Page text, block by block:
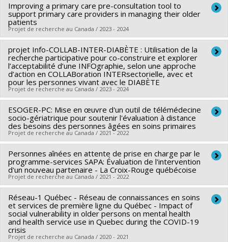
Junior 1
Lead researcher : France Gagnon
Co-researchers : Nadia Sourial
Funding sources:FRQS/Fonds de recherche du Québec -
Santé (FRSQ)
Grant programs:PVXXXXXX-Réseaux thématiques de
recherche
Improving a primary care pre-consultation tool to
support primary care providers in managing their older
patients
Projet de recherche au Canada / 2023 - 2024
Lead researcher : Nadia Sourial
Funding sources:IRSC/Instituts de recherche en santé du
Canada
Grant programs: PVXXXXXX-Subventions pour réunion,
planification et dissémination
projet Info-COLLAB-INTER-DIABÈTE : Utilisation de la
recherche participative pour co-construire et explorer
l’acceptabilité d’une INFOgraphie, selon une approche
d’action en COLLABoration INTERsectorielle, avec et
pour les personnes vivant avec le DIABÈTE
Projet de recherche au Canada / 2023 - 2024
Lead researcher : Géraldine Layani
Co-researchers : Antoine Boivin,Nadia Sourial,Jean-
Baptiste GARTNER
ESOGER-PC: Mise en œuvre d'un outil de télémédecine
socio-gériatrique pour soutenir l'évaluation à distance
des besoins des personnes âgées en soins primaires
Projet de recherche au Canada / 2021 - 2022
Lead researcher : Nadia Sourial
Funding sources:FRQS/Fonds de recherche du Québec -
Santé (FRSQ)
Grant programs:
PVXXXXXX-IMPULSION - appel
Vieillissement
Personnes aînées en attente de prise en charge par le
programme-services SAPA: Évaluation de l'intervention
d'un nouveau partenaire - La Croix-Rouge québécoise
Projet de recherche au Canada / 2021 - 2022
Funding sources:FRQS/Fonds de recherche du Québec -
Santé (FRSQ)
Grant programs:PVXXXXXX-IMPULSION - appel
Vieillissement
Réseau-1 Québec - Réseau de connaissances en soins
et services de première ligne du Québec - Impact of
social vulnerability in older persons on mental health
and health service use in Quebec during the COVID-19
crisis
Projet de recherche au Canada / 2020 - 2021